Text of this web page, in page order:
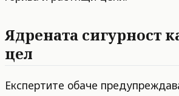
Ядрената сигурност
цел
Експертите обаче